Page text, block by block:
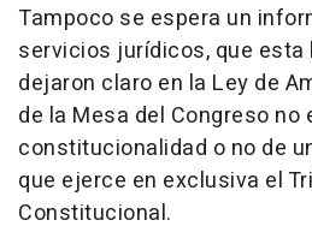
Tampoco se espera un
servicios jurídicos, que esta
dejaron claro en la Ley de
de la Mesa del Congreso no
constitucionalidad o no de
que ejerce en exclusiva el
Constitucional.